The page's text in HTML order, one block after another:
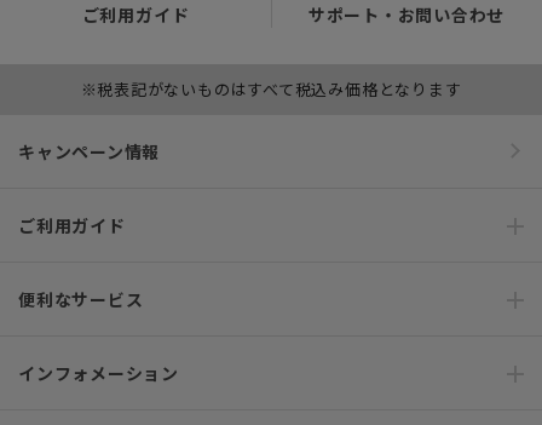
ご利用ガイド サポート・お問い合わせ
※税表記がないものはすべて税込み価格となります
キャンペーン情報
ご利用ガイド
便利なサービス
インフォメーション